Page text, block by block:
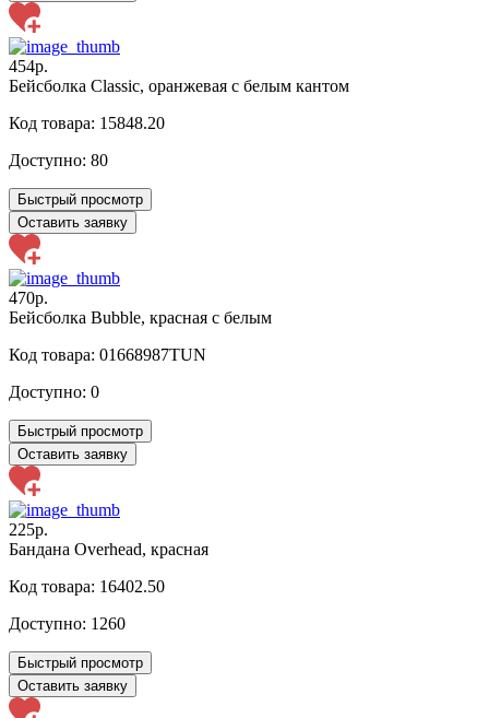
454р.
Бейсболка Classic, оранжевая с белым кантом
Код товара: 15848.20
Доступно: 80
Быстрый просмотр
Оставить заявку
470р.
Бейсболка Bubble, красная с белым
Код товара: 01668987TUN
Доступно: 0
Быстрый просмотр
Оставить заявку
225р.
Бандана Overhead, красная
Код товара: 16402.50
Доступно: 1260
Быстрый просмотр
Оставить заявку